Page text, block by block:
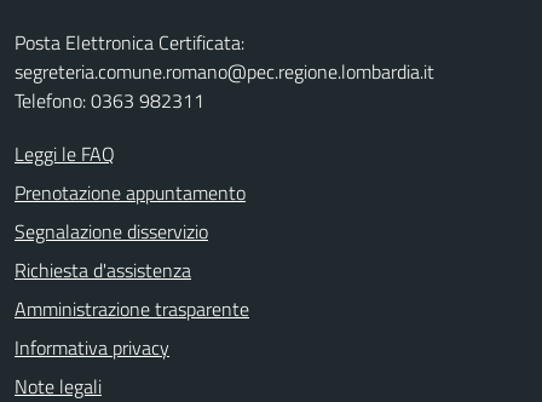
Posta Elettronica Certificata:
segreteria.comune.romano@pec.regione.lombardia.it
Telefono: 0363 982311
Leggi le FAQ
Prenotazione appuntamento
Segnalazione disservizio
Richiesta d'assistenza
Amministrazione trasparente
Informativa privacy
Note legali